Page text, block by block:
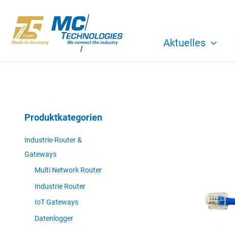
Inhalt
springen
Aktuelles
Produktkategorien
Industrie-Router &
Gateways
Multi Network Router
Industrie Router
IoT Gateways
Datenlogger